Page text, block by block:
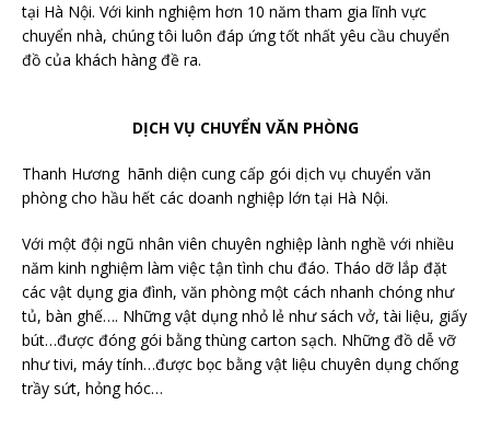
tại Hà Nội. Với kinh nghiệm hơn 10 năm tham gia lĩnh vực
chuyển nhà, chúng tôi luôn đáp ứng tốt nhất yêu cầu chuyển
đồ của khách hàng đề ra.
DỊCH VỤ CHUYỂN VĂN PHÒNG
Thanh Hương hãnh diện cung cấp gói dịch vụ chuyển văn
phòng cho hầu hết các doanh nghiệp lớn tại Hà Nội.
Với một đội ngũ nhân viên chuyên nghiệp lành nghề với nhiều
năm kinh nghiệm làm việc tận tình chu đáo. Tháo dỡ lắp đặt
các vật dụng gia đình, văn phòng một cách nhanh chóng như
tủ, bàn ghế…. Những vật dụng nhỏ lẻ như sách vở, tài liệu, giấy
bút…được đóng gói bằng thùng carton sạch. Những đồ dễ vỡ
như tivi, máy tính…được bọc bằng vật liệu chuyên dụng chống
trầy sứt, hỏng hóc…